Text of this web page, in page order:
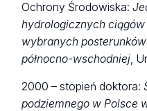
Ochrony Środowiska:
hydrologicznych
wybranych
północno-wschodniej,
2000 – stopień doktora:
podziemnego w Polsce